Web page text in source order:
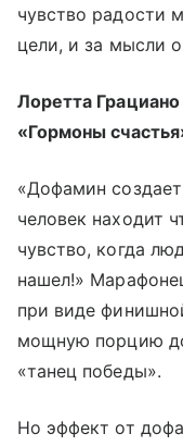
чувство радости
цели, и за мысли
Лоретта Грациано
«Гормоны
«Дофамин
человек находит
чувство, когда
нашел!»
при виде
мощную порцию
«танец победы».
Но эффект от